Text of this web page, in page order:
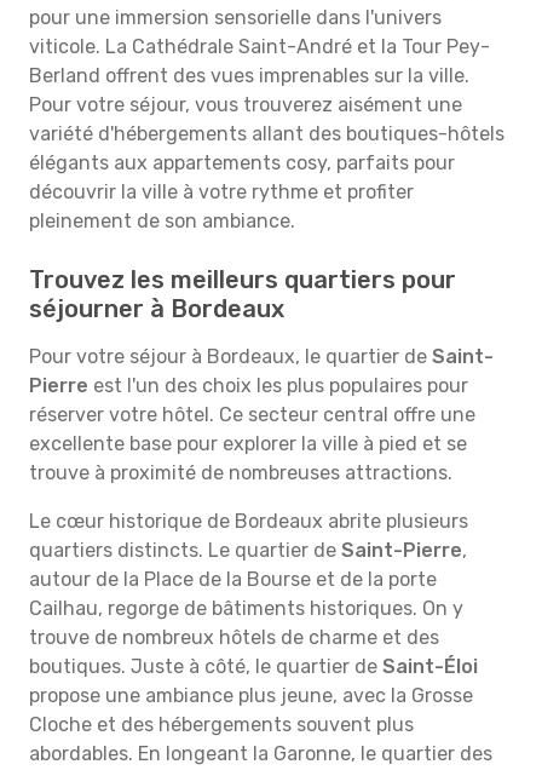
pour une immersion sensorielle dans l'univers
viticole. La Cathédrale Saint-André et la Tour Pey-
Berland offrent des vues imprenables sur la ville.
Pour votre séjour, vous trouverez aisément une
variété d'hébergements allant des boutiques-hôtels
élégants aux appartements cosy, parfaits pour
découvrir la ville à votre rythme et profiter
pleinement de son ambiance.
Trouvez les meilleurs quartiers pour
séjourner à Bordeaux
Pour votre séjour à Bordeaux, le quartier de Saint-
Pierre est l'un des choix les plus populaires pour
réserver votre hôtel. Ce secteur central offre une
excellente base pour explorer la ville à pied et se
trouve à proximité de nombreuses attractions.
Le cœur historique de Bordeaux abrite plusieurs
quartiers distincts. Le quartier de Saint-Pierre,
autour de la Place de la Bourse et de la porte
Cailhau, regorge de bâtiments historiques. On y
trouve de nombreux hôtels de charme et des
boutiques. Juste à côté, le quartier de Saint-Éloi
propose une ambiance plus jeune, avec la Grosse
Cloche et des hébergements souvent plus
abordables. En longeant la Garonne, le quartier des